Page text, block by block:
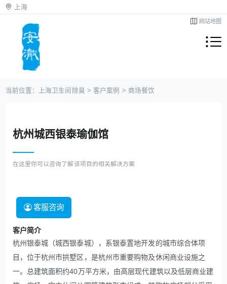
上海
网站地图
当前位置： 上海卫生间除臭 > 客户案例 > 商场餐饮
杭州城西银泰瑜伽馆
在这里你可以咨询了解该项目的相关解决方案
客服咨询
客户简介
杭州银泰城（城西银泰城），系银泰置地开发的城市综合体项
目，位于杭州市拱墅区，是杭州市重要购物及休闲商业设施之
一。总建筑面积约40万平方米，由高层现代建筑以及低层商业建